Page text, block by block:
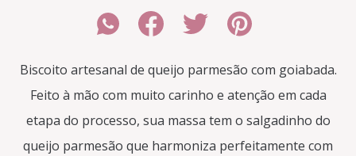
Biscoito artesanal de queijo parmesão com goiabada.
Feito à mão com muito carinho e atenção em cada
etapa do processo, sua massa tem o salgadinho do
queijo parmesão que harmoniza perfeitamente com